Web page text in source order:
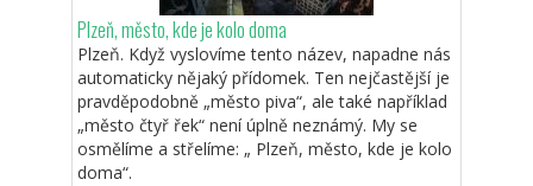
Plzeň, město, kde je kolo doma
Plzeň. Když vyslovíme tento název, napadne nás
automaticky nějaký přídomek. Ten nejčastější je
pravděpodobně „město piva“, ale také například
„město čtyř řek“ není úplně neznámý. My se
osmělíme a střelíme: „ Plzeň, město, kde je kolo
doma“.